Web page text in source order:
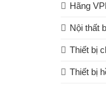
Hãng
Nội thất
Thiết bị
Thiết bị